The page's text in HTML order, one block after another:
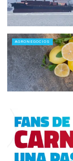
AGRONEGOCIOS